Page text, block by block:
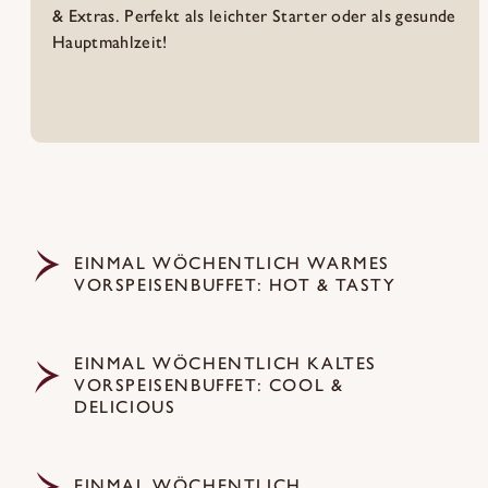
& Extras. Perfekt als leichter Starter oder als gesunde
Hauptmahlzeit!
EINMAL WÖCHENTLICH WARMES
VORSPEISENBUFFET: HOT & TASTY
Einmal wöchentlich wird der Auftakt zum Dinner
besonders abwechslungsreich:warme Vorspeisen,
frisch zubereitet & perfekt abgestimmt.
Geschmack. Lass dich überraschen & start
EINMAL WÖCHENTLICH KALTES
VORSPEISENBUFFET: COOL &
DELICIOUS
Frisch, leicht & voller Geschmack